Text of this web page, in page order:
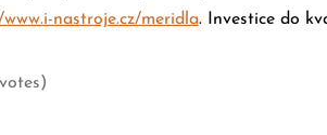
nastroje.cz/meridla. Investice do